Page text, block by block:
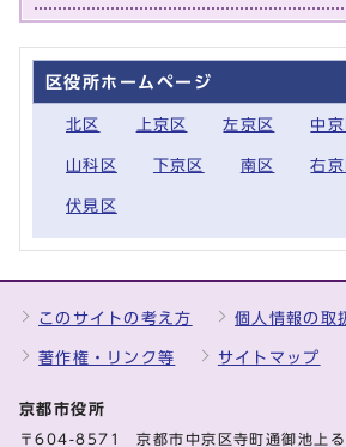
区役所ホームページ
北区 上京区 左京区 中
山科区 下京区 南区 右
伏見区
このサイトの考え方 個人情報の取
著作権・リンク等 サイトマップ
京都市役所
〒604-8571 京都市中京区寺町通御池上